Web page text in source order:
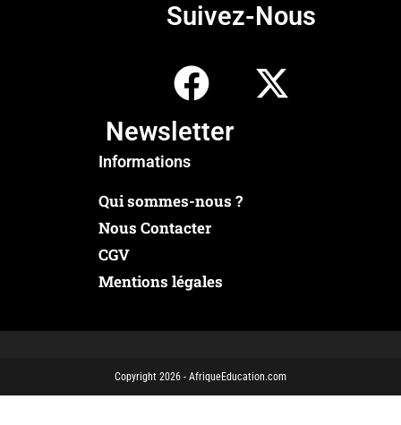
Suivez-Nous
Newsletter
Informations
Qui sommes-nous ?
Nous Contacter
CGV
Mentions légales
Copyright 2026 - AfriqueEducation.com